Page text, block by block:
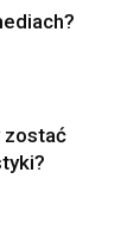
zostać